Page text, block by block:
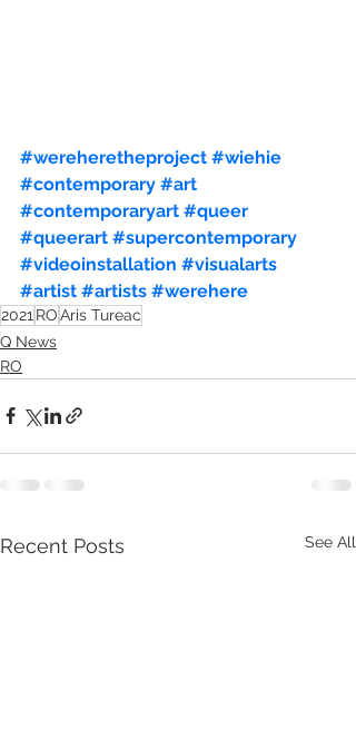
#wereheretheproject #wiehie
#contemporary #art
#contemporaryart #queer
#queerart #supercontemporary
#videoinstallation #visualarts
#artist #artists #werehere
2021 ROAris Tureac
Q News
RO
Recent Posts See All